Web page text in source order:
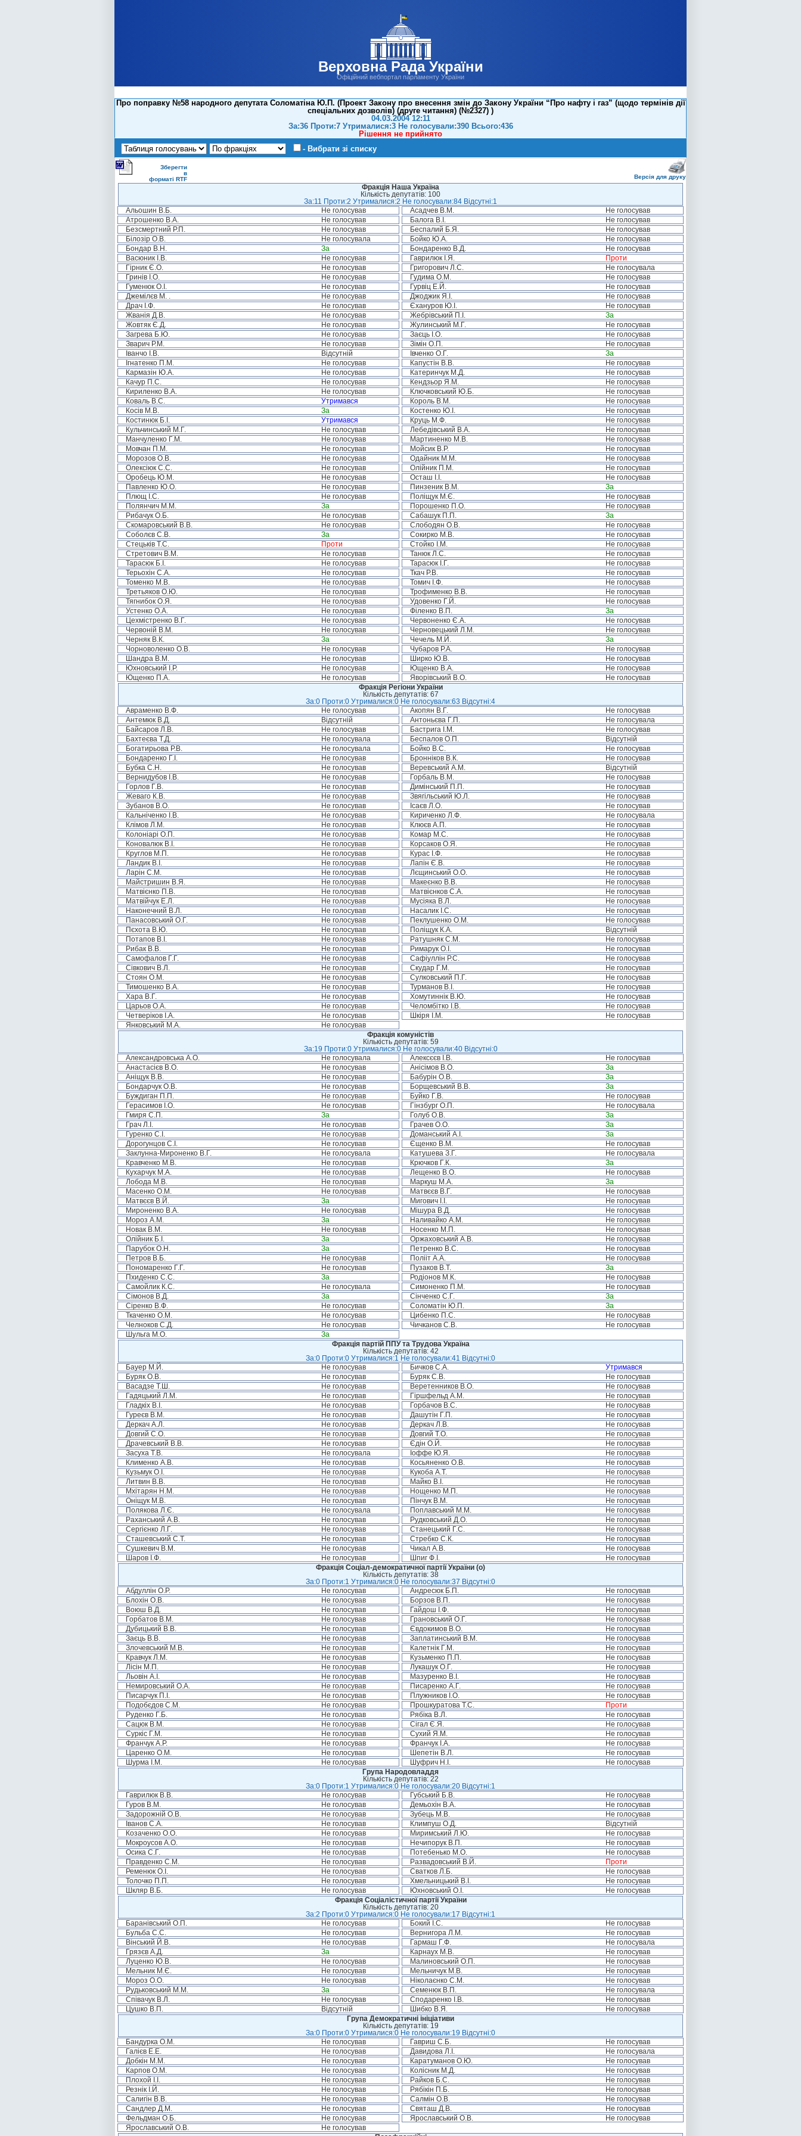
Верховна Рада України
Офіційний вебпортал парламенту України
Про поправку №58 народного депутата Соломатіна Ю.П. (Проект Закону про внесення змін до Закону України “Про нафту і газ” (щодо термінів дії
спеціальних дозволів) (друге читання) (№2327) )
04.03.2004 12:11
За:36 Проти:7 Утрималися:3 Не голосували:390 Всього:436
Рішення не прийнято
- Вибрати зі списку
Зберегти
в
форматі RTF
Версія для друку
Фракція Наша Україна
Кількість депутатів: 100
За:11 Проти:2 Утрималися:2 Не голосували:84 Відсутні:1
Альошин В.Б.
Не голосував Асадчев В.М.
Не голосував
Атрошенко В.А.
Не голосував Балога В.І.
Не голосував
Безсмертний Р.П.
Не голосував Беспалий Б.Я.
Не голосував
Білозір О.В.
Не голосувала Бойко Ю.А.
Не голосував
Бондар В.Н.
За Бондаренко В.Д.
Не голосував
Васюник І.В.
Не голосував Гаврилюк І.Я.
Проти
Гірник Є.О.
Не голосував Григорович Л.С.
Не голосувала
Гринів І.О.
Не голосував Гудима О.М.
Не голосував
Гуменюк О.І.
Не голосував Гурвіц Е.Й.
Не голосував
Джемілєв М. .
Не голосував Джоджик Я.І.
Не голосував
Драч І.Ф.
Не голосував Єхануров Ю.І.
Не голосував
Жванія Д.В.
Не голосував Жебрівський П.І.
За
Жовтяк Є.Д.
Не голосував Жулинський М.Г.
Не голосував
Загрева Б.Ю.
Не голосував Заєць І.О.
Не голосував
Зварич Р.М.
Не голосував Зімін О.П.
Не голосував
Іванчо І.В.
Відсутній Івченко О.Г.
За
Ігнатенко П.М.
Не голосував Капустін В.В.
Не голосував
Кармазін Ю.А.
Не голосував Катеринчук М.Д.
Не голосував
Качур П.С.
Не голосував Кендзьор Я.М.
Не голосував
Кириленко В.А.
Не голосував Ключковський Ю.Б.
Не голосував
Коваль В.С.
Утримався Король В.М.
Не голосував
Косів М.В.
За Костенко Ю.І.
Не голосував
Костинюк Б.І.
Утримався Круць М.Ф.
Не голосував
Кульчинський М.Г.
Не голосував Лебедівський В.А.
Не голосував
Манчуленко Г.М.
Не голосував Мартиненко М.В.
Не голосував
Мовчан П.М.
Не голосував Мойсик В.Р.
Не голосував
Морозов О.В.
Не голосував Одайник М.М.
Не голосував
Олексіюк С.С.
Не голосував Олійник П.М.
Не голосував
Оробець Ю.М.
Не голосував Осташ І.І.
Не голосував
Павленко Ю.О.
Не голосував Пинзеник В.М.
За
Плющ І.С.
Не голосував Поліщук М.Є.
Не голосував
Полянчич М.М.
За Порошенко П.О.
Не голосував
Рибачук О.Б.
Не голосував Сабашук П.П.
За
Скомаровський В.В.
Не голосував Слободян О.В.
Не голосував
Соболєв С.В.
За Сокирко М.В.
Не голосував
Стецьків Т.С.
Проти Стойко І.М.
Не голосував
Стретович В.М.
Не голосував Танюк Л.С.
Не голосував
Тарасюк Б.І.
Не голосував Тарасюк І.Г.
Не голосував
Терьохін С.А.
Не голосував Ткач Р.В.
Не голосував
Томенко М.В.
Не голосував Томич І.Ф.
Не голосував
Третьяков О.Ю.
Не голосував Трофименко В.В.
Не голосував
Тягнибок О.Я.
Не голосував Удовенко Г.Й.
Не голосував
Устенко О.А.
Не голосував Філенко В.П.
За
Цехмістренко В.Г.
Не голосував Червоненко Є.А.
Не голосував
Червоній В.М.
Не голосував Черновецький Л.М.
Не голосував
Черняк В.К.
За Чечель М.Й.
За
Чорноволенко О.В.
Не голосував Чубаров Р.А.
Не голосував
Шандра В.М.
Не голосував Ширко Ю.В.
Не голосував
Юхновський І.Р.
Не голосував Ющенко В.А.
Не голосував
Ющенко П.А.
Не голосував Яворівський В.О.
Не голосував
Фракція Регіони України
Кількість депутатів: 67
За:0 Проти:0 Утрималися:0 Не голосували:63 Відсутні:4
Авраменко В.Ф.
Не голосував Акопян В.Г.
Не голосував
Антемюк В.Д.
Відсутній Антоньєва Г.П.
Не голосувала
Байсаров Л.В.
Не голосував Бастрига І.М.
Не голосував
Бахтеєва Т.Д.
Не голосувала Беспалов О.П.
Відсутній
Богатирьова Р.В.
Не голосувала Бойко В.С.
Не голосував
Бондаренко Г.І.
Не голосував Бронніков В.К.
Не голосував
Бубка С.Н.
Не голосував Веревський А.М.
Відсутній
Вернидубов І.В.
Не голосував Горбаль В.М.
Не голосував
Горлов Г.В.
Не голосував Димінський П.П.
Не голосував
Жеваго К.В.
Не голосував Звягільський Ю.Л.
Не голосував
Зубанов В.О.
Не голосував Ісаєв Л.О.
Не голосував
Кальніченко І.В.
Не голосував Кириченко Л.Ф.
Не голосувала
Клімов Л.М.
Не голосував Клюєв А.П.
Не голосував
Колоніарі О.П.
Не голосував Комар М.С.
Не голосував
Коновалюк В.І.
Не голосував Корсаков О.Я.
Не голосував
Круглов М.П.
Не голосував Курас І.Ф.
Не голосував
Ландик В.І.
Не голосував Лапін Є.В.
Не голосував
Ларін С.М.
Не голосував Лєщинський О.О.
Не голосував
Майстришин В.Я.
Не голосував Макеєнко В.В.
Не голосував
Матвієнко П.В.
Не голосував Матвієнков С.А.
Не голосував
Матвійчук Е.Л.
Не голосував Мусіяка В.Л.
Не голосував
Наконечний В.Л.
Не голосував Насалик І.С.
Не голосував
Панасовський О.Г.
Не голосував Пеклушенко О.М.
Не голосував
Пєхота В.Ю.
Не голосував Поліщук К.А.
Відсутній
Потапов В.І.
Не голосував Ратушняк С.М.
Не голосував
Рибак В.В.
Не голосував Римарук О.І.
Не голосував
Самофалов Г.Г.
Не голосував Сафіуллін Р.С.
Не голосував
Сівкович В.Л.
Не голосував Скудар Г.М.
Не голосував
Стоян О.М.
Не голосував Сулковський П.Г.
Не голосував
Тимошенко В.А.
Не голосував Турманов В.І.
Не голосував
Хара В.Г.
Не голосував Хомутиннік В.Ю.
Не голосував
Царьов О.А.
Не голосував Челомбітко І.В.
Не голосував
Четверіков І.А.
Не голосував Шкіря І.М.
Не голосував
Янковський М.А.
Не голосував
Фракція комуністів
Кількість депутатів: 59
За:19 Проти:0 Утрималися:0 Не голосували:40 Відсутні:0
Александровська А.О.
Не голосувала Алексєєв І.В.
Не голосував
Анастасієв В.О.
Не голосував Анісімов В.О.
За
Аніщук В.В.
Не голосував Бабурін О.В.
За
Бондарчук О.В.
Не голосував Борщевський В.В.
За
Буждиган П.П.
Не голосував Буйко Г.В.
Не голосував
Герасимов І.О.
Не голосував Гінзбург О.П.
Не голосувала
Гмиря С.П.
За Голуб О.В.
За
Грач Л.І.
Не голосував Грачев О.О.
За
Гуренко С.І.
Не голосував Доманський А.І.
За
Дорогунцов С.І.
Не голосував Єщенко В.М.
Не голосував
Заклунна-Мироненко В.Г.
Не голосувала Катушева З.Г.
Не голосувала
Кравченко М.В.
Не голосував Крючков Г.К.
За
Кухарчук М.А.
Не голосував Лещенко В.О.
Не голосував
Лобода М.В.
Не голосував Маркуш М.А.
За
Масенко О.М.
Не голосував Матвєєв В.Г.
Не голосував
Матвєєв В.Й.
За Мигович І.І.
Не голосував
Мироненко В.А.
Не голосував Мішура В.Д.
Не голосував
Мороз А.М.
За Наливайко А.М.
Не голосував
Новак В.М.
Не голосував Носенко М.П.
Не голосував
Олійник Б.І.
За Оржаховський А.В.
Не голосував
Парубок О.Н.
За Петренко В.С.
Не голосував
Петров В.Б.
Не голосував Полііт А.А.
Не голосував
Пономаренко Г.Г.
Не голосував Пузаков В.Т.
За
Пхиденко С.С.
За Родіонов М.К.
Не голосував
Самойлик К.С.
Не голосувала Симоненко П.М.
Не голосував
Сімонов В.Д.
За Сінченко С.Г.
За
Сіренко В.Ф.
Не голосував Соломатін Ю.П.
За
Ткаченко О.М.
Не голосував Цибенко П.С.
Не голосував
Челноков С.Д.
Не голосував Чичканов С.В.
Не голосував
Шульга М.О.
За
Фракція партій ППУ та Трудова Україна
Кількість депутатів: 42
За:0 Проти:0 Утрималися:1 Не голосували:41 Відсутні:0
Бауер М.Й.
Не голосував Бичков С.А.
Утримався
Буряк О.В.
Не голосував Буряк С.В.
Не голосував
Васадзе Т.Ш.
Не голосував Веретенников В.О.
Не голосував
Гадяцький Л.М.
Не голосував Гіршфельд А.М.
Не голосував
Гладкіх В.І.
Не голосував Горбачов В.С.
Не голосував
Гуреєв В.М.
Не голосував Дашутін Г.П.
Не голосував
Деркач А.Л.
Не голосував Деркач Л.В.
Не голосував
Довгий С.О.
Не голосував Довгий Т.О.
Не голосував
Драчевський В.В.
Не голосував Єдін О.Й.
Не голосував
Засуха Т.В.
Не голосувала Іоффе Ю.Я.
Не голосував
Клименко А.В.
Не голосував Косьяненко О.В.
Не голосував
Кузьмук О.І.
Не голосував Кукоба А.Т.
Не голосував
Литвин В.В.
Не голосував Майко В.І.
Не голосував
Мхітарян Н.М.
Не голосував Нощенко М.П.
Не голосував
Оніщук М.В.
Не голосував Пінчук В.М.
Не голосував
Полякова Л.Є.
Не голосувала Поплавський М.М.
Не голосував
Раханський А.В.
Не голосував Рудковський Д.О.
Не голосував
Сергієнко Л.Г.
Не голосував Станецький Г.С.
Не голосував
Сташевський С.Т.
Не голосував Стребко С.К.
Не голосував
Сушкевич В.М.
Не голосував Чикал А.В.
Не голосував
Шаров І.Ф.
Не голосував Шпиг Ф.І.
Не голосував
Фракція Соціал-демократичної партії України (о)
Кількість депутатів: 38
За:0 Проти:1 Утрималися:0 Не голосували:37 Відсутні:0
Абдуллін О.Р.
Не голосував Андресюк Б.П.
Не голосував
Блохін О.В.
Не голосував Борзов В.П.
Не голосував
Воюш В.Д.
Не голосував Гайдош І.Ф.
Не голосував
Горбатов В.М.
Не голосував Грановський О.Г.
Не голосував
Дубицький В.В.
Не голосував Євдокимов В.О.
Не голосував
Заєць В.В.
Не голосував Заплатинський В.М.
Не голосував
Злочевський М.В.
Не голосував Калетнік Г.М.
Не голосував
Кравчук Л.М.
Не голосував Кузьменко П.П.
Не голосував
Лісін М.П.
Не голосував Лукашук О.Г.
Не голосував
Льовін А.І.
Не голосував Мазуренко В.І.
Не голосував
Немировський О.А.
Не голосував Писаренко А.Г.
Не голосував
Писарчук П.І.
Не голосував Плужников І.О.
Не голосував
Подобєдов С.М.
Не голосував Прошкуратова Т.С.
Проти
Руденко Г.Б.
Не голосував Рябіка В.Л.
Не голосував
Сацюк В.М.
Не голосував Сігал Є.Я.
Не голосував
Суркіс Г.М.
Не голосував Сухий Я.М.
Не голосував
Франчук А.Р.
Не голосував Франчук І.А.
Не голосував
Царенко О.М.
Не голосував Шепетін В.Л.
Не голосував
Шурма І.М.
Не голосував Шуфрич Н.І.
Не голосував
Група Народовладдя
Кількість депутатів: 22
За:0 Проти:1 Утрималися:0 Не голосували:20 Відсутні:1
Гаврилюк В.В.
Не голосував Губський Б.В.
Не голосував
Гуров В.М.
Не голосував Демьохін В.А.
Не голосував
Задорожній О.В.
Не голосував Зубець М.В.
Не голосував
Іванов С.А.
Не голосував Климпуш О.Д.
Відсутній
Козаченко О.О.
Не голосував Миримський Л.Ю.
Не голосував
Мокроусов А.О.
Не голосував Нечипорук В.П.
Не голосував
Осика С.Г.
Не голосував Потебенько М.О.
Не голосував
Правденко С.М.
Не голосував Развадовський В.Й.
Проти
Ременюк О.І.
Не голосував Сватков Л.Б.
Не голосував
Толочко П.П.
Не голосував Хмельницький В.І.
Не голосував
Шкляр В.Б.
Не голосував Юхновський О.І.
Не голосував
Фракція Соціалістичної партії України
Кількість депутатів: 20
За:2 Проти:0 Утрималися:0 Не голосували:17 Відсутні:1
Баранівський О.П.
Не голосував Бокий І.С.
Не голосував
Бульба С.С.
Не голосував Вернигора Л.М.
Не голосував
Вінський Й.В.
Не голосував Гармаш Г.Ф.
Не голосувала
Грязєв А.Д.
За Карнаух М.В.
Не голосував
Луценко Ю.В.
Не голосував Малиновський О.П.
Не голосував
Мельник М.Є.
Не голосував Мельничук М.В.
Не голосував
Мороз О.О.
Не голосував Ніколаєнко С.М.
Не голосував
Рудьковський М.М.
За Семенюк В.П.
Не голосувала
Співачук В.Л.
Не голосував Сподаренко І.В.
Не голосував
Цушко В.П.
Відсутній Шибко В.Я.
Не голосував
Група Демократичні ініціативи
Кількість депутатів: 19
За:0 Проти:0 Утрималися:0 Не голосували:19 Відсутні:0
Бандурка О.М.
Не голосував Гавриш С.Б.
Не голосував
Галієв Е.Е.
Не голосував Давидова Л.І.
Не голосувала
Добкін М.М.
Не голосував Каратуманов О.Ю.
Не голосував
Карпов О.М.
Не голосував Колісник М.Д.
Не голосував
Плохой І.І.
Не голосував Райков Б.С.
Не голосував
Резнік І.Й.
Не голосував Рябікін П.Б.
Не голосував
Салигін В.В.
Не голосував Салмін О.В.
Не голосував
Сандлер Д.М.
Не голосував Святаш Д.В.
Не голосував
Фельдман О.Б.
Не голосував Ярославський О.В.
Не голосував
Ярославський О.В.
Не голосував